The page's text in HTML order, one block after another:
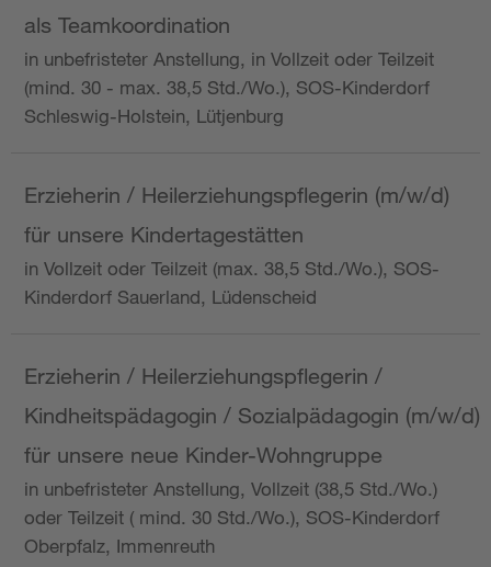
als Teamkoordination
in unbefristeter Anstellung, in Vollzeit oder Teilzeit
(mind. 30 - max. 38,5 Std./Wo.), SOS-Kinderdorf
Schleswig-Holstein, Lütjenburg
Erzieherin / Heilerziehungspflegerin (m/w/d)
für unsere Kindertagestätten
in Vollzeit oder Teilzeit (max. 38,5 Std./Wo.), SOS-
Kinderdorf Sauerland, Lüdenscheid
Erzieherin / Heilerziehungspflegerin /
Kindheitspädagogin / Sozialpädagogin (m/w/d)
für unsere neue Kinder-Wohngruppe
in unbefristeter Anstellung, Vollzeit (38,5 Std./Wo.)
oder Teilzeit ( mind. 30 Std./Wo.), SOS-Kinderdorf
Oberpfalz, Immenreuth